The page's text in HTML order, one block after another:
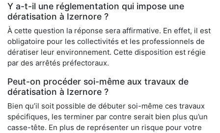
Y a-t-il une réglementation qui impose une
dératisation à Izernore ?
À cette question la réponse sera affirmative. En effet, il est
obligatoire pour les collectivités et les professionnels de
dératiser leur environnement. Cette disposition est régie
par des arrêtés préfectoraux.
Peut-on procéder soi-même aux travaux de
dératisation à Izernore ?
Bien qu’il soit possible de débuter soi-même ces travaux
spécifiques, les terminer par contre serait bien plus qu’un
casse-tête. En plus de représenter un risque pour votre